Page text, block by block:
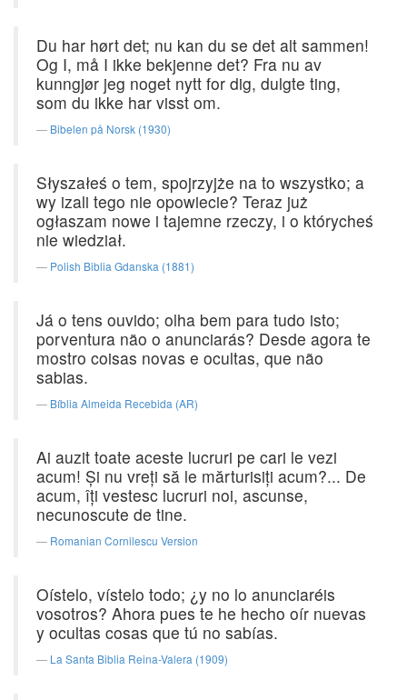
Du har hørt det; nu kan du se det alt sammen!
Og I, må I ikke bekjenne det? Fra nu av
kunngjør jeg noget nytt for dig, dulgte ting,
som du ikke har visst om.
Bibelen på Norsk (1930)
Słyszałeś o tem, spojrzyjże na to wszystko; a
wy izali tego nie opowiecie? Teraz już
ogłaszam nowe i tajemne rzeczy, i o którycheś
nie wiedział.
Polish Biblia Gdanska (1881)
Já o tens ouvido; olha bem para tudo isto;
porventura não o anunciarás? Desde agora te
mostro coisas novas e ocultas, que não
sabias.
Bíblia Almeida Recebida (AR)
Ai auzit toate aceste lucruri pe cari le vezi
acum! Şi nu vreţi să le mărturisiţi acum?... De
acum, îţi vestesc lucruri noi, ascunse,
necunoscute de tine.
Romanian Cornilescu Version
Oístelo, vístelo todo; ¿y no lo anunciaréis
vosotros? Ahora pues te he hecho oír nuevas
y ocultas cosas que tú no sabías.
La Santa Biblia Reina-Valera (1909)